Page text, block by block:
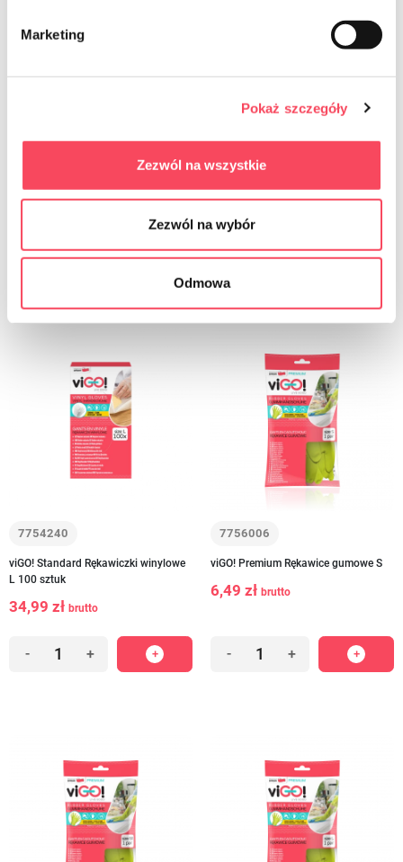
Marketing
Pokaż szczegóły
Zezwól na wszystkie
Zezwól na wybór
Odmowa
viGO! Standard Rękawiczki winylowe
34,99 złbrutto
- +
viGO! Standard Rękawiczki winylowe
M 100 sztuk
Zobacz
7754240
viGO! Standard Rękawiczki winylowe
L 100 sztuk
34,99 zł brutto
- +
7756006
viGO! Premium Rękawice gumowe S
6,49 zł brutto
- +